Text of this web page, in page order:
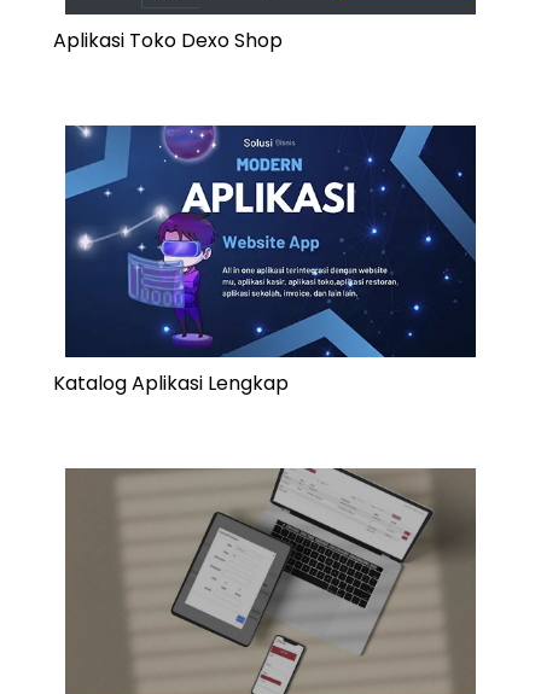
Aplikasi Toko Dexo Shop
Katalog Aplikasi Lengkap